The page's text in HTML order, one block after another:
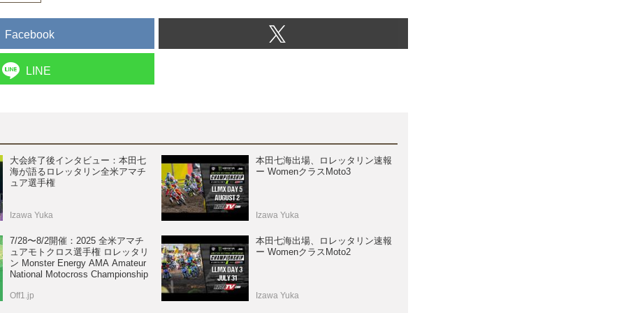
Facebook
LINE
大会終了後インタビュー：本田七
海が語るロレッタリン全米アマチ
ュア選手権
Izawa Yuka
本田七海出場、ロレッタリン速報
ー WomenクラスMoto3
Izawa Yuka
7/28〜8/2開催：2025 全米アマチ
ュアモトクロス選手権 ロレッタリ
ン Monster Energy AMA Amateur
National Motocross Championship
Off1.jp
本田七海出場、ロレッタリン速報
ー WomenクラスMoto2
Izawa Yuka